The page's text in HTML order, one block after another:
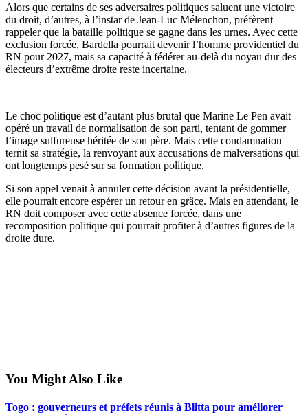
Alors que certains de ses adversaires politiques saluent une victoire
du droit, d’autres, à l’instar de Jean-Luc Mélenchon, préfèrent
rappeler que la bataille politique se gagne dans les urnes. Avec cette
exclusion forcée, Bardella pourrait devenir l’homme providentiel du
RN pour 2027, mais sa capacité à fédérer au-delà du noyau dur des
électeurs d’extrême droite reste incertaine.
Le choc politique est d’autant plus brutal que Marine Le Pen avait
opéré un travail de normalisation de son parti, tentant de gommer
l’image sulfureuse héritée de son père. Mais cette condamnation
ternit sa stratégie, la renvoyant aux accusations de malversations qui
ont longtemps pesé sur sa formation politique.
Si son appel venait à annuler cette décision avant la présidentielle,
elle pourrait encore espérer un retour en grâce. Mais en attendant, le
RN doit composer avec cette absence forcée, dans une
recomposition politique qui pourrait profiter à d’autres figures de la
droite dure.
You Might Also Like
Togo : gouverneurs et préfets réunis à Blitta pour améliorer